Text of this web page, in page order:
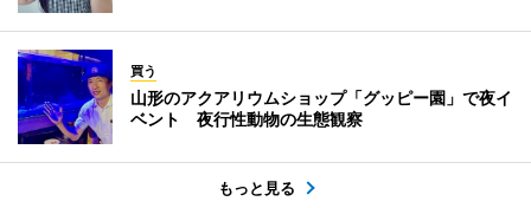
買う
山形のアクアリウムショップ「グッピー園」で夜イ
ベント 夜行性動物の生態観察
もっと見る